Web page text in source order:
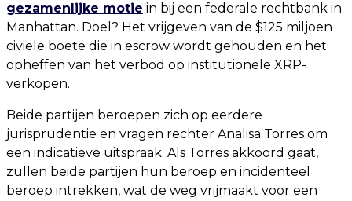
gezamenlijke motie in bij een federale rechtbank in
Manhattan. Doel? Het vrijgeven van de $125 miljoen
civiele boete die in escrow wordt gehouden en het
opheffen van het verbod op institutionele XRP-
verkopen.
Beide partijen beroepen zich op eerdere
jurisprudentie en vragen rechter Analisa Torres om
een indicatieve uitspraak. Als Torres akkoord gaat,
zullen beide partijen hun beroep en incidenteel
beroep intrekken, wat de weg vrijmaakt voor een